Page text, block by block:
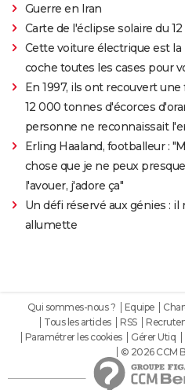
Guerre en Iran
Carte de l'éclipse solaire du
Cette voiture électrique est
coche toutes les cases pour
En 1997, ils ont recouvert
12 000 tonnes d'écorces
personne ne reconnaissait
Erling Haaland, footballeur :
chose que je ne peux
l'avouer, j'adore ça"
Un défi réservé aux génies :
allumette
Qui sommes-nous ? Equipe
Tous les articles
RSS
Paramétrer les cookies
Gérer Utiq
© 2026 CCM